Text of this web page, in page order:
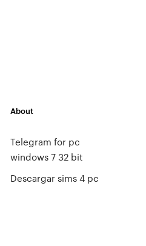
About
Telegram for pc
windows 7 32 bit
Descargar sims 4 pc